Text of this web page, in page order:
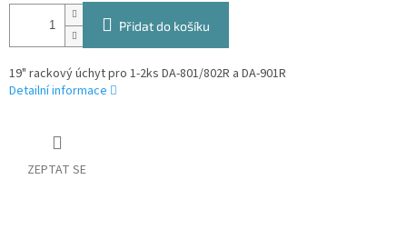
Přidat do košíku
19" rackový úchyt pro 1-2ks DA-801/802R a DA-901R
Detailní informace
ZEPTAT SE